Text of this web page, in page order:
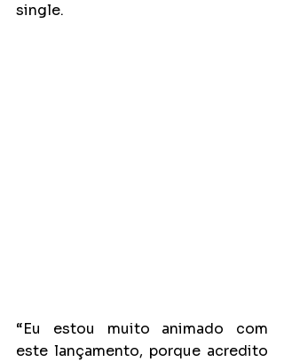
single.
“Eu estou muito animado com
este lançamento, porque acredito